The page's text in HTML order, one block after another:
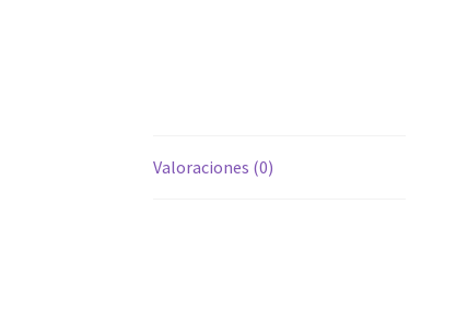
Valoraciones (0)